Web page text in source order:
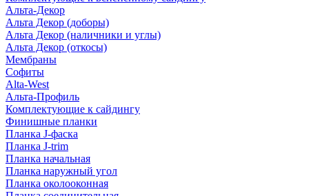
Альта-Декор
Альта Декор (доборы)
Альта Декор (наличники и углы)
Альта Декор (откосы)
Мембраны
Софиты
Alta-West
Альта-Профиль
Комплектующие к сайдингу
Финишные планки
Планка J-фаска
Планка J-trim
Планка начальная
Планка наружный угол
Планка околооконная